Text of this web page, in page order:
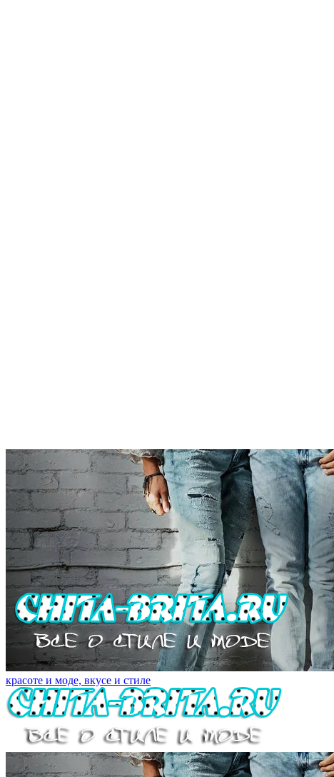
красоте и моде, вкусе и стиле